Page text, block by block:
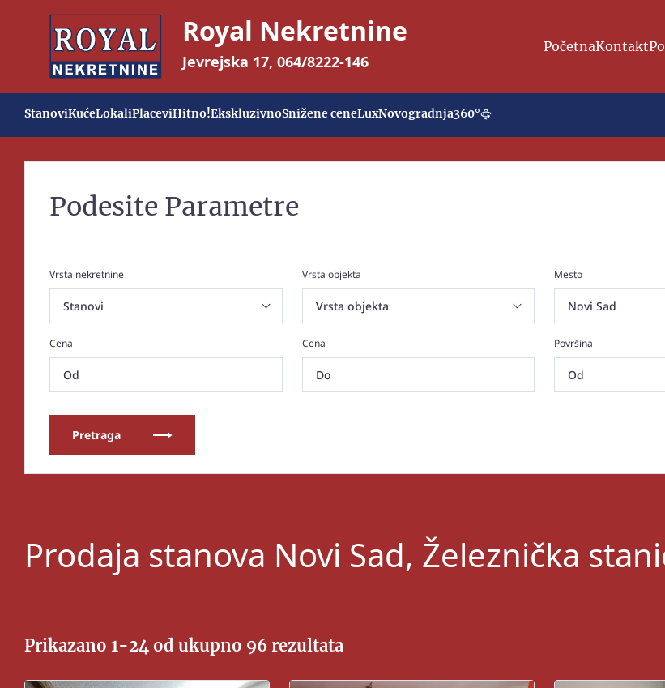
Royal Nekretnine
Jevrejska 17, 064/8222-146
PočetnaKontakt
StanoviKućeLokaliPlaceviHitno!EkskluzivnoSnižene ceneLuxNovogradnja360°
Podesite Parametre
Vrsta nekretnine Vrsta objekta Mesto
Cena Cena Površina
Pretraga
Prodaja stanova Novi Sad, Železnička
Prikazano 1-24 od ukupno 96 rezultata